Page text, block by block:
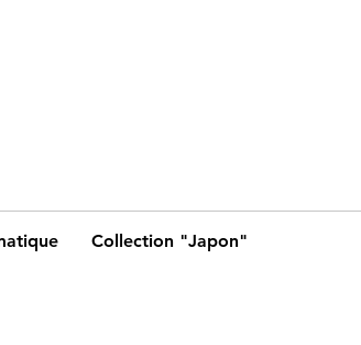
Collection "Japon"